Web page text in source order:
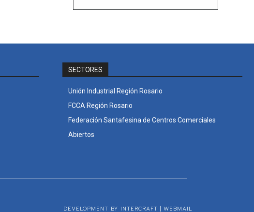
SECTORES
Unión Industrial Región Rosario
FCCA Región Rosario
Federación Santafesina de Centros Comerciales
Abiertos
DEVELOPMENT BY INTERCRAFT | WEBMAIL